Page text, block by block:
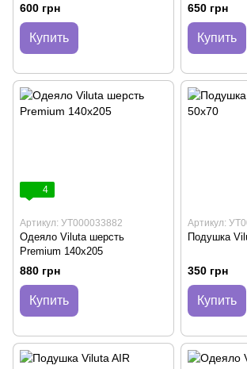
600 грн
Купить
650 грн
Купить
4
Артикул: УТ000033882
Одеяло Viluta шерсть
Premium 140х205
880 грн
Купить
Артикул:
Подушка
350 грн
Купить